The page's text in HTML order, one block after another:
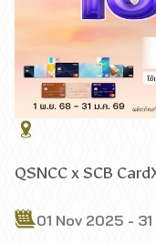
QSNCC x SCB
01 Nov 2025 -